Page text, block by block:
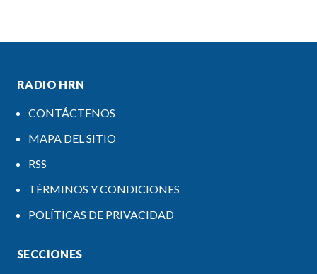
RADIO HRN
CONTÁCTENOS
MAPA DEL SITIO
RSS
TÉRMINOS Y CONDICIONES
POLÍTICAS DE PRIVACIDAD
SECCIONES